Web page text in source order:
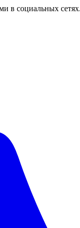
в социальных